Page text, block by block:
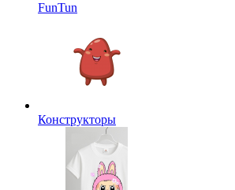
FunTun
Конструкторы